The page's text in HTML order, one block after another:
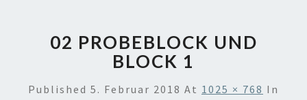
02 PROBEBLOCK UND
BLOCK 1
Published 5. Februar 2018 At 1025 × 768 In